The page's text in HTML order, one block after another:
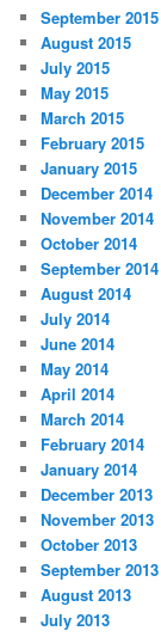
September 2015
August 2015
July 2015
May 2015
March 2015
February 2015
January 2015
December 2014
November 2014
October 2014
September 2014
August 2014
July 2014
June 2014
May 2014
April 2014
March 2014
February 2014
January 2014
December 2013
November 2013
October 2013
September 2013
August 2013
July 2013